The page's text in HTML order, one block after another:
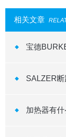
相关文章
宝德
SALZER断
加热器有